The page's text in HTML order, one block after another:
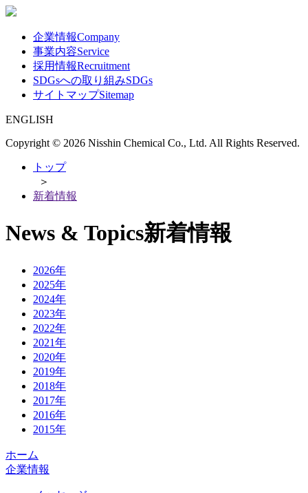
企業情報Company
事業内容Service
採用情報Recruitment
SDGsへの取り組みSDGs
サイトマップSitemap
ENGLISH
Copyright © 2026 Nisshin Chemical Co., Ltd. All Rights Reserved.
トップ
＞
新着情報
News & Topics新着情報
2026年
2025年
2024年
2023年
2022年
2021年
2020年
2019年
2018年
2017年
2016年
2015年
ホーム
企業情報